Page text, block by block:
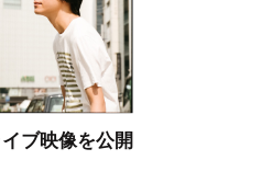
ブ映像を公開